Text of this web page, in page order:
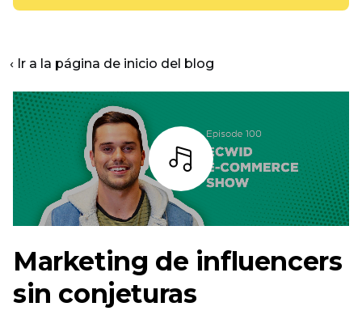
‹ Ir a la página de inicio del blog
Escuchar
Marketing de influencers
sin conjeturas